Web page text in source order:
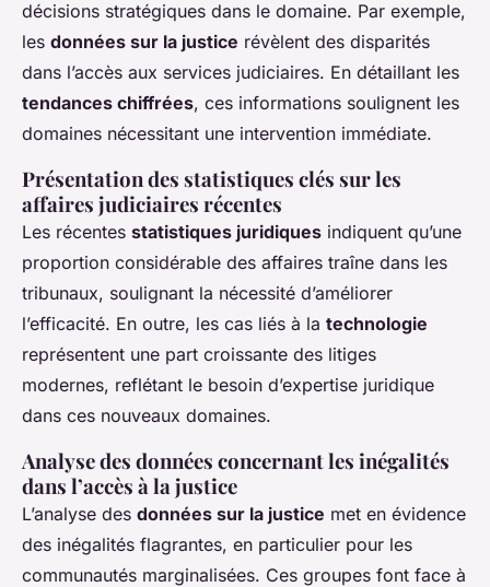
décisions stratégiques dans le domaine. Par exemple,
les données sur la justice révèlent des disparités
dans l’accès aux services judiciaires. En détaillant les
tendances chiffrées, ces informations soulignent les
domaines nécessitant une intervention immédiate.
Présentation des statistiques clés sur les
affaires judiciaires récentes
Les récentes statistiques juridiques indiquent qu’une
proportion considérable des affaires traîne dans les
tribunaux, soulignant la nécessité d’améliorer
l’efficacité. En outre, les cas liés à la technologie
représentent une part croissante des litiges
modernes, reflétant le besoin d’expertise juridique
dans ces nouveaux domaines.
Analyse des données concernant les inégalités
dans l’accès à la justice
L’analyse des données sur la justice met en évidence
des inégalités flagrantes, en particulier pour les
communautés marginalisées. Ces groupes font face à